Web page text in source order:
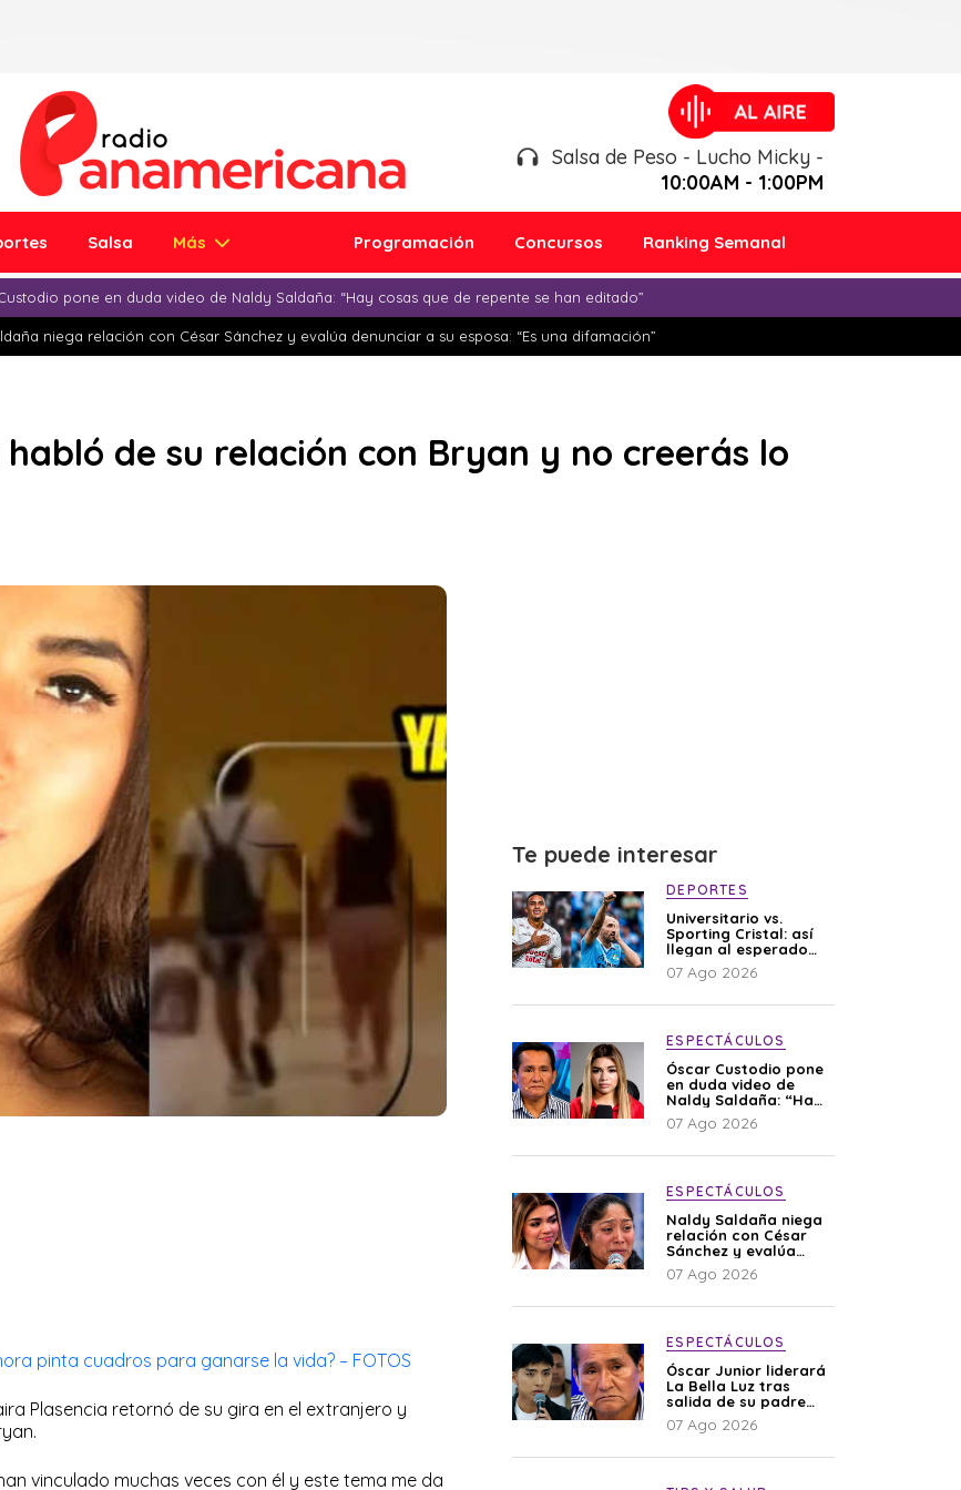
Salsa de Peso - Lucho Micky -
10:00AM - 1:00PM
Salsa Más Programación Concursos Ranking Semanal
pone en duda video de Naldy Saldaña: “Hay cosas que de repente se han editado”
niega relación con César Sánchez y evalúa denunciar a su esposa: “Es una difamación”
de su relación con Bryan y no creerás lo
pinta cuadros para ganarse la vida? – FOTOS
Plasencia retornó de su gira en el extranjero y
vinculado muchas veces con él y este tema me da
Te puede interesar
DEPORTES
Universitario vs.
Sporting Cristal: así
llegan al esperado
duelo
07 Ago 2026
ESPECTÁCULOS
Óscar Custodio pone
en duda video de
Naldy Saldaña: “Hay
cosas que de repente
se han editado”
07 Ago 2026
ESPECTÁCULOS
Naldy Saldaña niega
relación con César
Sánchez y evalúa
denunciar a su
esposa: “Es una
07 Ago 2026
ESPECTÁCULOS
Óscar Junior liderará
La Bella Luz tras
salida de su padre
por polémica con
Naldy Saldaña
07 Ago 2026